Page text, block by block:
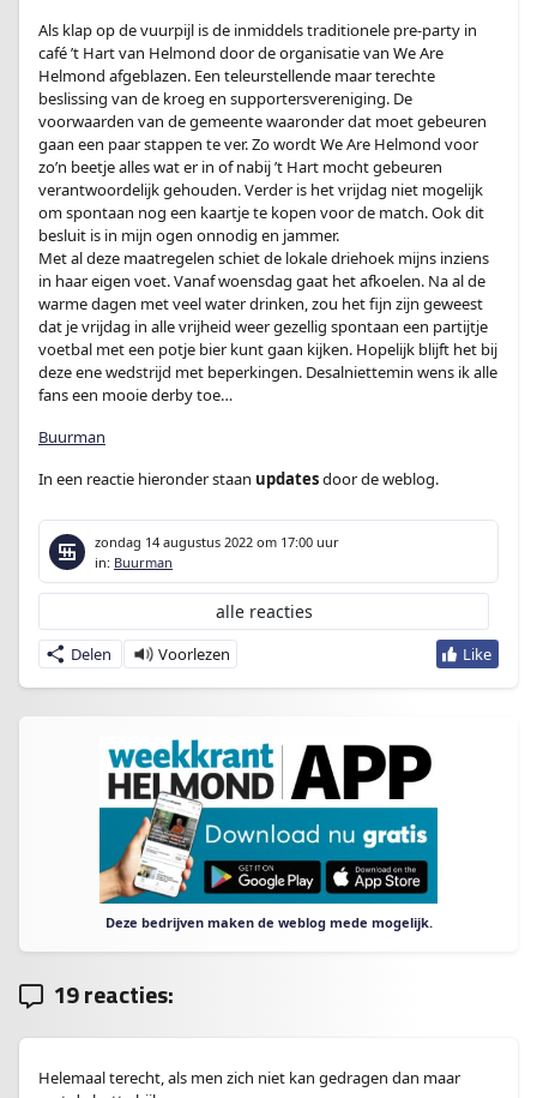
Als klap op de vuurpijl is de inmiddels traditionele pre-party in
café ’t Hart van Helmond door de organisatie van We Are
Helmond afgeblazen. Een teleurstellende maar terechte
beslissing van de kroeg en supportersvereniging. De
voorwaarden van de gemeente waaronder dat moet gebeuren
gaan een paar stappen te ver. Zo wordt We Are Helmond voor
zo’n beetje alles wat er in of nabij ’t Hart mocht gebeuren
verantwoordelijk gehouden. Verder is het vrijdag niet mogelijk
om spontaan nog een kaartje te kopen voor de match. Ook dit
besluit is in mijn ogen onnodig en jammer.
Met al deze maatregelen schiet de lokale driehoek mijns inziens
in haar eigen voet. Vanaf woensdag gaat het afkoelen. Na al de
warme dagen met veel water drinken, zou het fijn zijn geweest
dat je vrijdag in alle vrijheid weer gezellig spontaan een partijtje
voetbal met een potje bier kunt gaan kijken. Hopelijk blijft het bij
deze ene wedstrijd met beperkingen. Desalniettemin wens ik alle
fans een mooie derby toe…
Buurman
In een reactie hieronder staan updatesdoor de weblog.
zondag 14 augustus 2022 om 17:00 uur
in: Buurman
Delen
alle reacties
Deze bedrijven maken de weblog mede mogelijk.
19 reacties:
Helemaal terecht, als men zich niet kan gedragen dan maar